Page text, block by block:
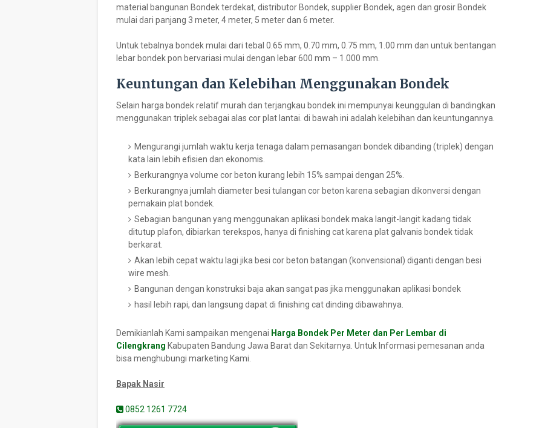
material bangunan Bondek terdekat, distributor Bondek, supplier Bondek, agen dan grosir Bondek
mulai dari panjang 3 meter, 4 meter, 5 meter dan 6 meter.
Untuk tebalnya bondek mulai dari tebal 0.65 mm, 0.70 mm, 0.75 mm, 1.00 mm dan untuk bentangan
lebar bondek pon bervariasi mulai dengan lebar 600 mm – 1.000 mm.
Keuntungan dan Kelebihan Menggunakan Bondek
Selain harga bondek relatif murah dan terjangkau bondek ini mempunyai keunggulan di bandingkan
menggunakan triplek sebagai alas cor plat lantai. di bawah ini adalah kelebihan dan keuntungannya.
Mengurangi jumlah waktu kerja tenaga dalam pemasangan bondek dibanding (triplek) dengan
kata lain lebih efisien dan ekonomis.
Berkurangnya volume cor beton kurang lebih 15% sampai dengan 25%.
Berkurangnya jumlah diameter besi tulangan cor beton karena sebagian dikonversi dengan
pemakain plat bondek.
Sebagian bangunan yang menggunakan aplikasi bondek maka langit-langit kadang tidak
ditutup plafon, dibiarkan terekspos, hanya di finishing cat karena plat galvanis bondek tidak
berkarat.
Akan lebih cepat waktu lagi jika besi cor beton batangan (konvensional) diganti dengan besi
wire mesh.
Bangunan dengan konstruksi baja akan sangat pas jika menggunakan aplikasi bondek
hasil lebih rapi, dan langsung dapat di finishing cat dinding dibawahnya.
Demikianlah Kami sampaikan mengenai Harga Bondek Per Meter dan Per Lembar di
Cilengkrang Kabupaten Bandung Jawa Barat dan Sekitarnya. Untuk Informasi pemesanan anda
bisa menghubungi marketing Kami.
Bapak Nasir
0852 1261 7724